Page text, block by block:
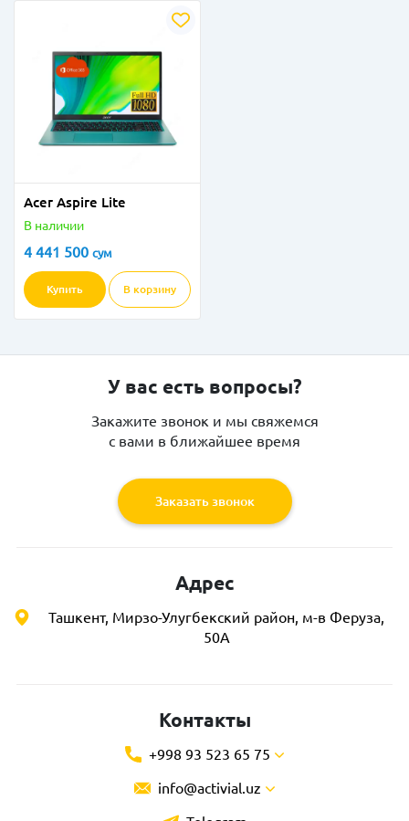
Acer Aspire Lite
В наличии
4 441 500 сум
Купить В корзину
У вас есть вопросы?
Закажите звонок и мы свяжемся
с вами в ближайшее время
Заказать звонок
Адрес
Ташкент, Мирзо-Улугбекский район, м-в Феруза,
50А
Контакты
+998 93 523 65 75
info@activial.uz